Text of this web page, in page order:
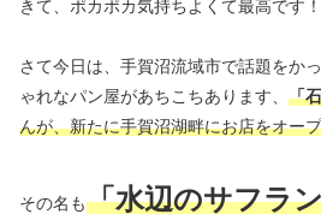
きて、ポカポカ気持ちよくて最高です！
さて今日は、手賀沼流域市で話題をか
ゃれなパン屋があちこちあります、 「
んが、新たに手賀沼湖畔にお店をオー
その名も「水辺のサフラ